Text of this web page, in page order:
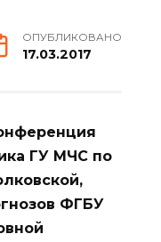
ОПУБЛИКОВАНО
17.03.2017
ГУ МЧС по
ФГБУ